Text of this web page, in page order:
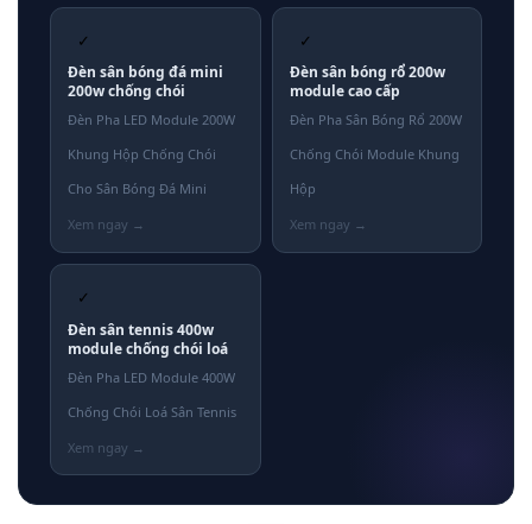
✓
Đèn sân bóng đá mini
200w chống chói
Đèn Pha LED Module 200W
Khung Hộp Chống Chói
Cho Sân Bóng Đá Mini
✓
Đèn sân bóng rổ 200w
module cao cấp
Đèn Pha Sân Bóng Rổ 200W
Chống Chói Module Khung
Hộp
✓
Đèn sân tennis 400w
module chống chói loá
Đèn Pha LED Module 400W
Chống Chói Loá Sân Tennis